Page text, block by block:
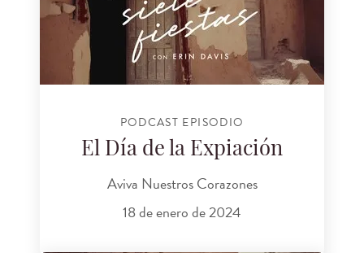
PODCAST EPISODIO
El Día de la Expiación
Aviva Nuestros Corazones
18 de enero de 2024